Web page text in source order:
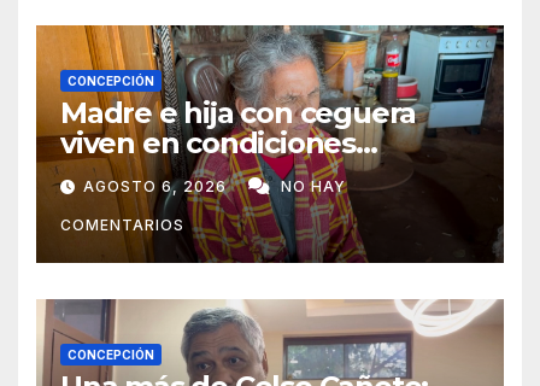
CONCEPCIÓN
Madre e hija con ceguera
viven en condiciones
precarias y vecinos impulsan
campaña solidaria para
ayudarlas
AGOSTO 6, 2026 NO HAY
COMENTARIOS
CONCEPCIÓN